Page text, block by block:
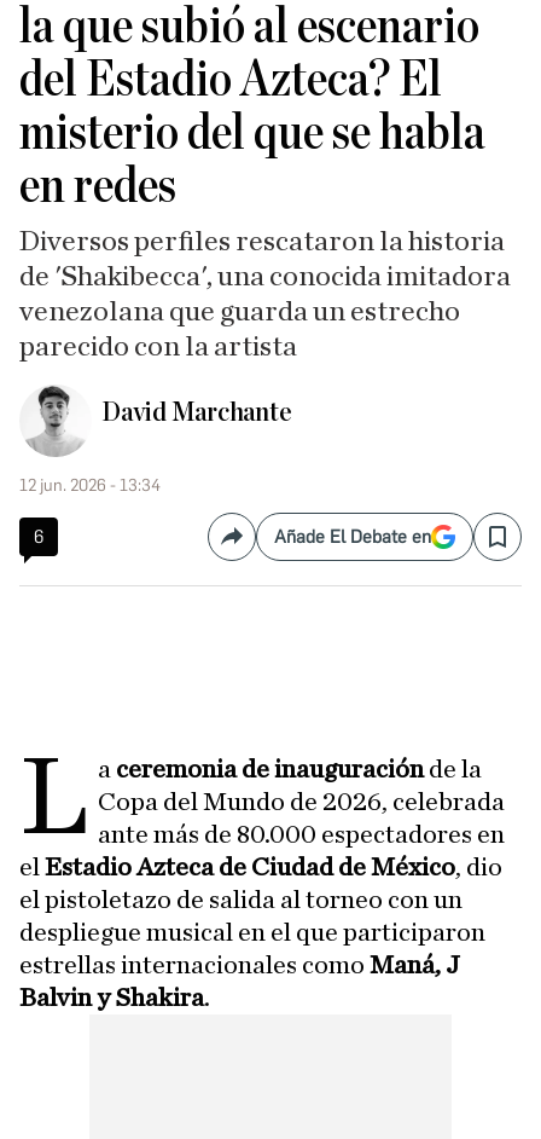
la que subió al escenario
del Estadio Azteca? El
misterio del que se habla
en redes
Diversos perfiles rescataron la historia
de 'Shakibecca', una conocida imitadora
venezolana que guarda un estrecho
parecido con la artista
David Marchante
12 jun. 2026 - 13:34
6 CompartirAñade El Debate en Save
L a ceremonia de inauguraciónde la
Copa del Mundo de 2026, celebrada
ante más de 80.000 espectadores en
el Estadio Azteca de Ciudad de México, dio
el pistoletazo de salida al torneo con un
despliegue musical en el que participaron
estrellas internacionales como Maná, J
Balvin y Shakira.